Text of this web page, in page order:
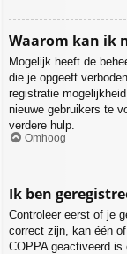
Waarom kan ik
Mogelijk heeft de
die je opgeeft
registratie
nieuwe gebruikers te
verdere hulp.
Omhoog
Ik ben
Controleer eerst of je
correct zijn, kan één
COPPA geactiveerd